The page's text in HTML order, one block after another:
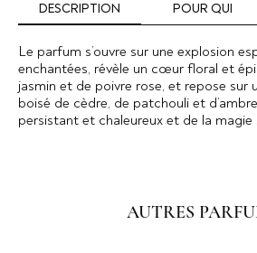
DESCRIPTION POUR QUI
Le parfum s’ouvre sur une explosion
enchantées, révèle un cœur floral et
jasmin et de poivre rose, et repose
boisé de cèdre, de patchouli et
persistant et chaleureux et de la magie
AUTRES